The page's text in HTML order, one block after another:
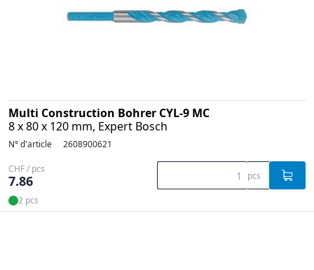
Multi Construction Bohrer CYL-9 MC
8 x 80 x 120 mm, Expert Bosch
N° d'article 2608900621
CHF / pcs
7.86 pcs
2 pcs